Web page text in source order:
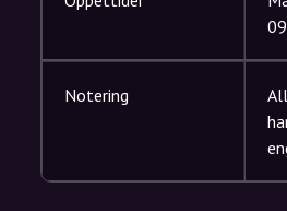
Notering